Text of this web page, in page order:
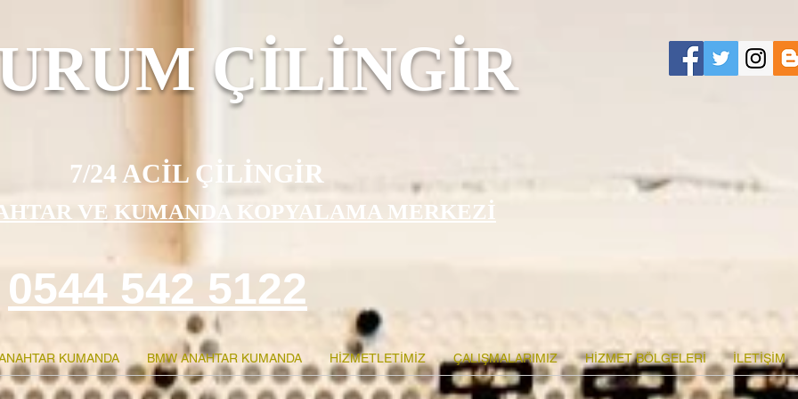
ÇİLİNGİR
7/24 ACİL ÇİLİNGİR
VE KUMANDA KOPYALAMA MERKEZİ
0544 542 5122
KUMANDA BMW ANAHTAR KUMANDA HİZMETLETİMİZ ÇALIŞMALARIMIZ HİZMET BÖLGELERİ İLETİŞİM